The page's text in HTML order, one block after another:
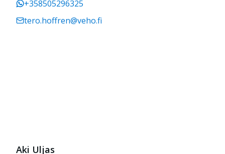
+358505296325
tero.hoffren@veho.fi
Aki Uljas